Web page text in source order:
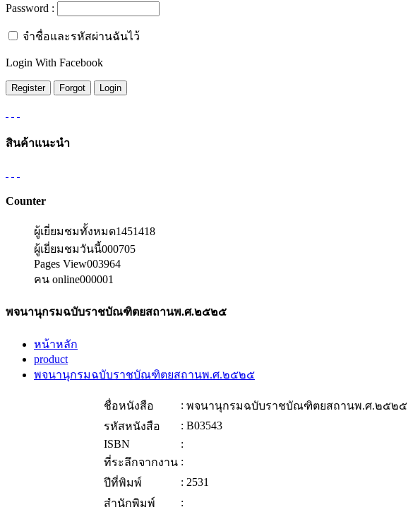
Password :
จำชื่อและรหัสผ่านฉันไว้
Login With Facebook
สินค้าแนะนำ
Counter
ผู้เยี่ยมชมทั้งหมด1451418
ผู้เยี่ยมชมวันนี้000705
Pages View003964
คน online000001
พจนานุกรมฉบับราชบัณฑิตยสถานพ.ศ.๒๕๒๕
หน้าหลัก
product
พจนานุกรมฉบับราชบัณฑิตยสถานพ.ศ.๒๕๒๕
ชื่อหนังสือ : พจนานุกรมฉบับราชบัณฑิตยสถานพ.ศ.๒๕๒๕
รหัสหนังสือ
: B03543
ISBN
:
ที่ระลึกจากงาน :
ปีที่พิมพ์
: 2531
สำนักพิมพ์
: